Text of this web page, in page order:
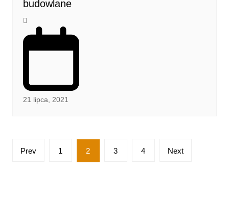
budowlane
21 lipca, 2021
Stronicowanie
Prev 1 2 3 4 Next